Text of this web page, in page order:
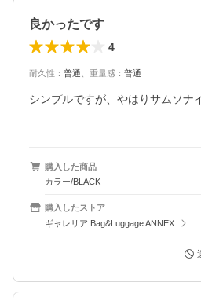
良かったです
4
耐久性 ： 普通 重量感 ： 普通
シンプルですが、やはりサムソナ
購入した商品
カラー/BLACK
購入したストア
ギャレリア Bag&Luggage ANNEX